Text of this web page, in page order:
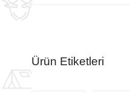
Ürün Etiketleri